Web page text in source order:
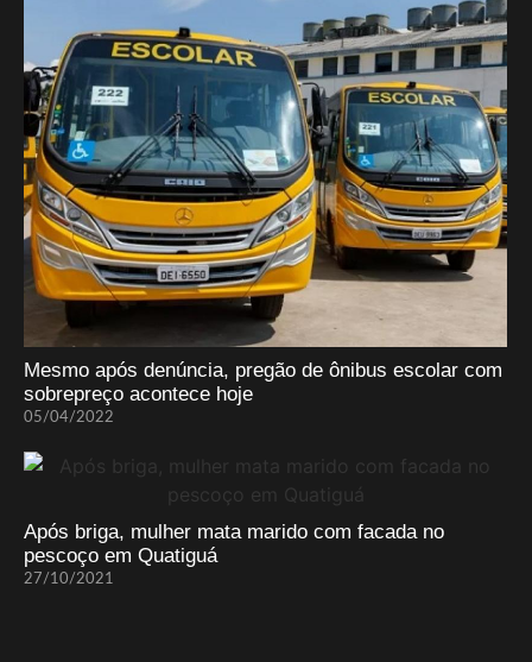
Mesmo após denúncia, pregão de ônibus escolar com
sobrepreço acontece hoje
05/04/2022
Após briga, mulher mata marido com facada no
pescoço em Quatiguá
27/10/2021